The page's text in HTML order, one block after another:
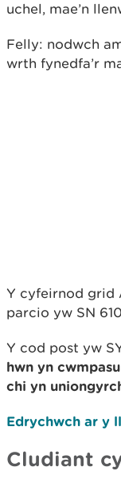
uchel, mae’n
Felly: nodwch
wrth fynedfa’r
Y cyfeirnod grid
parcio yw SN
Y cod post yw
hwn yn
chi yn
Edrychwch ar y
Cludiant